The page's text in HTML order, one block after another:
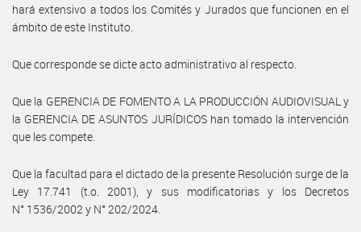
hará extensivo a todos los Comités y Jurados que funcionen en el
ámbito de este Instituto.
Que corresponde se dicte acto administrativo al respecto.
Que la GERENCIA DE FOMENTO A LA PRODUCCIÓN AUDIOVISUAL y
la GERENCIA DE ASUNTOS JURÍDICOS han tomado la intervención
que les compete.
Que la facultad para el dictado de la presente Resolución surge de la
Ley 17.741 (t.o. 2001), y sus modificatorias y los Decretos
N° 1536/2002 y N° 202/2024.